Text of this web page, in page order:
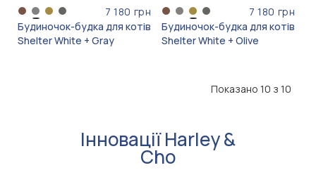
7 180 грн
Будиночок-будка для котів
Shelter White + Gray
7 180 грн
Будиночок-будка для котів
Shelter White + Olive
Показано 10 з 10
Інновації Harley &
Cho